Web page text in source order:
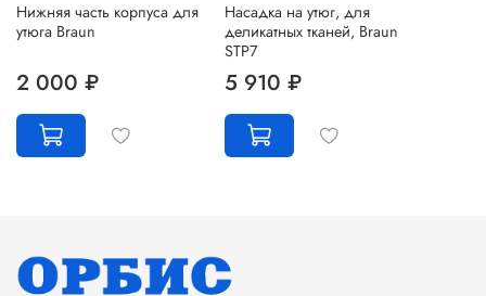
Нижняя часть корпуса для
утюга Braun
2 000 ₽
Насадка на утюг, для
деликатных тканей, Braun
STP7
5 910 ₽